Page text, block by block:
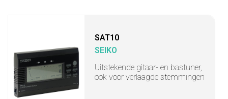
SAT10
SEIKO
Uitstekende gitaar- en bastuner,
ook voor verlaagde stemmingen